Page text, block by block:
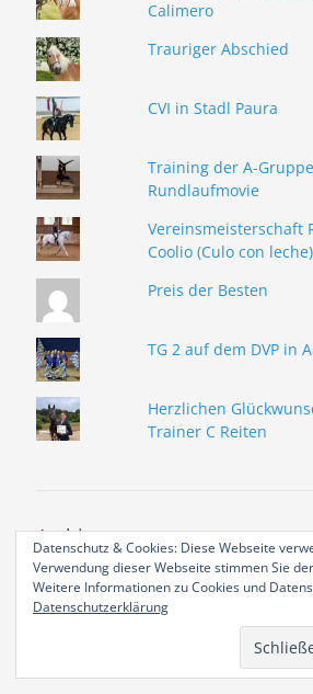
Calimero
Trauriger Abschied
CVI in Stadl Paura
Training der A-
Rundlaufmovie
Vereinsmeisterschaft
Coolio (Culo con
Preis der Besten
TG 2 auf dem DVP in
Herzlichen
Trainer C Reiten
Archiv
Archiv
Datenschutz & Cookies: Diese Webseite
Verwendung dieser Webseite stimmen Sie
Weitere Informationen zu Cookies und
Datenschutzerklärung